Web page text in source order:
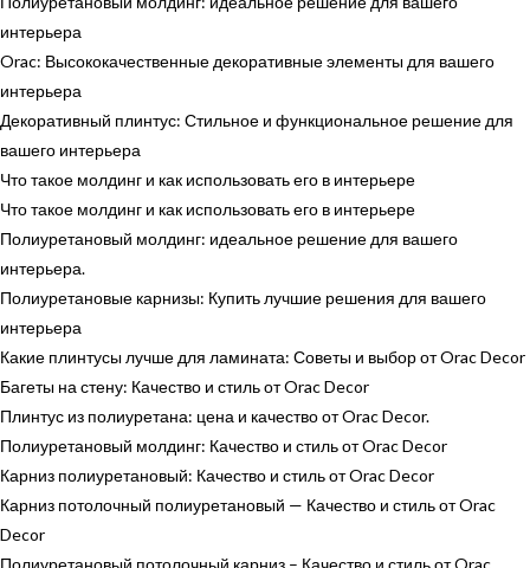
интерьера
Orac: Высококачественные декоративные элементы для вашего
интерьера
Декоративный плинтус: Стильное и функциональное решение для
вашего интерьера
Что такое молдинг и как использовать его в интерьере
Что такое молдинг и как использовать его в интерьере
Полиуретановый молдинг: идеальное решение для вашего
интерьера.
Полиуретановые карнизы: Купить лучшие решения для вашего
интерьера
Какие плинтусы лучше для ламината: Советы и выбор от Orac Decor
Багеты на стену: Качество и стиль от Orac Decor
Плинтус из полиуретана: цена и качество от Orac Decor.
Полиуретановый молдинг: Качество и стиль от Orac Decor
Карниз полиуретановый: Качество и стиль от Orac Decor
Карниз потолочный полиуретановый — Качество и стиль от Orac
Decor
Полиуретановый потолочный карниз – Качество и стиль от Orac